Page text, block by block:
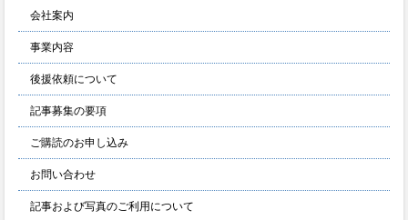
会社案内
事業内容
後援依頼について
記事募集の要項
ご購読のお申し込み
お問い合わせ
記事および写真のご利用について